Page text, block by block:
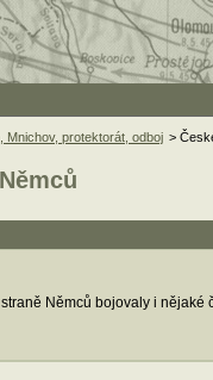
Němců bojovaly i
Mnichov, protektorát, odboj >